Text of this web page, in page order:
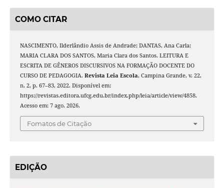
COMO CITAR
NASCIMENTO, Ilderlândio Assis de Andrade; DANTAS, Ana Carla;
MARIA CLARA DOS SANTOS, Maria Clara dos Santos. LEITURA E
ESCRITA DE GÊNEROS DISCURSIVOS NA FORMAÇÃO DOCENTE DO
CURSO DE PEDAGOGIA. Revista Leia Escola, Campina Grande, v. 22,
n. 2, p. 67–83, 2022. Disponível em:
https://revistas.editora.ufcg.edu.br/index.php/leia/article/view/4858.
Acesso em: 7 ago. 2026.
Fomatos de Citação
EDIÇÃO